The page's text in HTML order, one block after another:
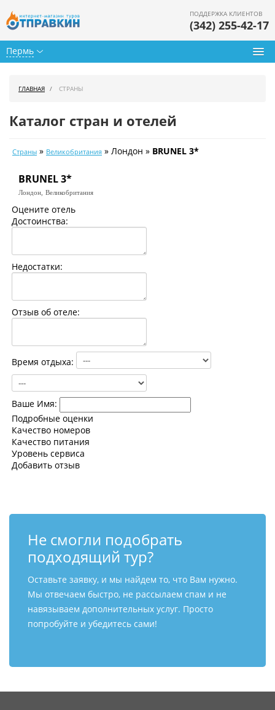
Пермь
ПОДДЕРЖКА КЛИЕНТОВ
(342) 255-42-17
Календарь туров
Цены дня
Страны
ГЛАВНАЯ СТРАНЫ
Каталог стран и отелей
Страны » Великобритания » Лондон » BRUNEL 3*
BRUNEL 3*
Лондон, Великобритания
Оцените отель
Достоинства:
Недостатки:
Отзыв об отеле:
Время отдыха:
Ваше Имя:
Подробные оценки
Качество номеров
Качество питания
Уровень сервиса
Добавить отзыв
Не смогли подобрать
подходящий тур?
Оставьте заявку, и мы найдем то, что Вам нужно.
Мы отвечаем быстро, не рассылаем спам и не
навязываем дополнительных услуг. Просто
попробуйте и убедитесь сами!